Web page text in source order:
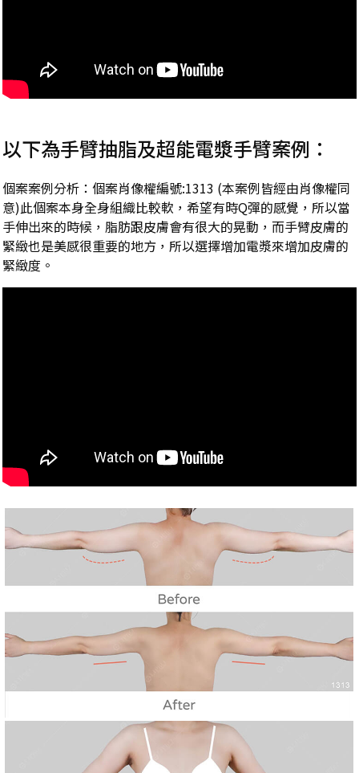
以下為手臂抽脂及超能電漿手臂案例：
個案案例分析：個案肖像權編號:1313 (本案例皆經由肖像權同
意)此個案本身全身組織比較軟，希望有時Q彈的感覺，所以當
手伸出來的時候，脂肪跟皮膚會有很大的晃動，而手臂皮膚的
緊緻也是美感很重要的地方，所以選擇增加電漿來增加皮膚的
緊緻度。